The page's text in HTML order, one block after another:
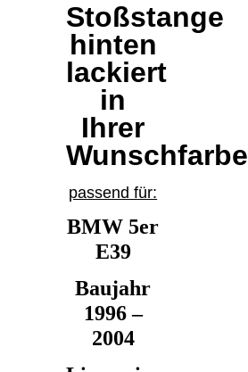
Stoßstange
hinten
lackiert
in
Ihrer
Wunschfarbe
passend für:
BMW 5er
E39
Baujahr
1996–
2004